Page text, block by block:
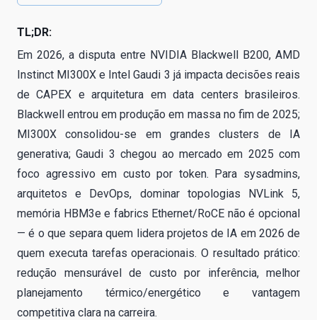
TL;DR:
Em 2026, a disputa entre NVIDIA Blackwell B200, AMD
Instinct MI300X e Intel Gaudi 3 já impacta decisões reais
de CAPEX e arquitetura em data centers brasileiros.
Blackwell entrou em produção em massa no fim de 2025;
MI300X consolidou-se em grandes clusters de IA
generativa; Gaudi 3 chegou ao mercado em 2025 com
foco agressivo em custo por token. Para sysadmins,
arquitetos e DevOps, dominar topologias NVLink 5,
memória HBM3e e fabrics Ethernet/RoCE não é opcional
— é o que separa quem lidera projetos de IA em 2026 de
quem executa tarefas operacionais. O resultado prático:
redução mensurável de custo por inferência, melhor
planejamento térmico/energético e vantagem
competitiva clara na carreira.